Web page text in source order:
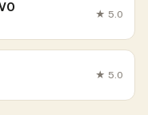
★ 5.0
★ 5.0